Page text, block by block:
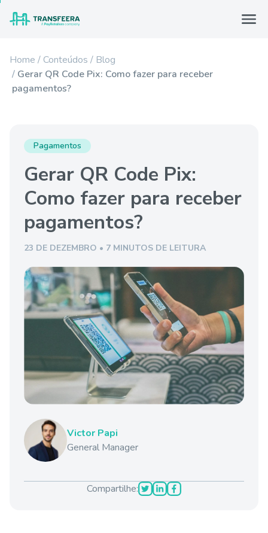
Home Conteúdos
Blog
Gerar QR Code Pix: Como fazer para receber
pagamentos?
Pagamentos
Gerar QR Code Pix:
Como fazer para receber
pagamentos?
23 DE DEZEMBRO • 7 MINUTOS DE LEITURA
Victor Papi
General Manager
Compartilhe: